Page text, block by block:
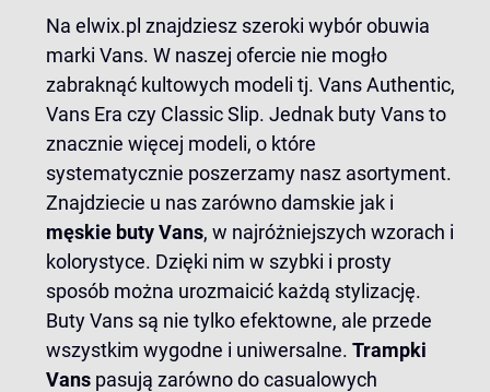
Na elwix.pl znajdziesz szeroki wybór obuwia
marki Vans. W naszej ofercie nie mogło
zabraknąć kultowych modeli tj. Vans Authentic,
Vans Era czy Classic Slip. Jednak buty Vans to
znacznie więcej modeli, o które
systematycznie poszerzamy nasz asortyment.
Znajdziecie u nas zarówno damskie jak i
męskie buty Vans, w najróżniejszych wzorach i
kolorystyce. Dzięki nim w szybki i prosty
sposób można urozmaicić każdą stylizację.
Buty Vans są nie tylko efektowne, ale przede
wszystkim wygodne i uniwersalne. Trampki
Vans pasują zarówno do casualowych